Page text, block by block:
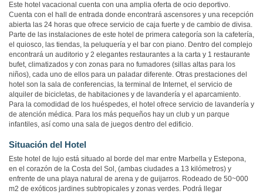
Este hotel vacacional cuenta con una amplia oferta de ocio deportivo.
Cuenta con el hall de entrada donde encontrará ascensores y una recepción
abierta las 24 horas que ofrece servicio de caja fuerte y de cambio de divisa.
Parte de las instalaciones de este hotel de primera categoría son la cafetería,
el quiosco, las tiendas, la peluquería y el bar con piano. Dentro del complejo
encontrará un auditorio y 2 elegantes restaurantes a la carta y 1 restaurante
bufet, climatizados y con zonas para no fumadores (sillas altas para los
niños), cada uno de ellos para un paladar diferente. Otras prestaciones del
hotel son la sala de conferencias, la terminal de Internet, el servicio de
alquiler de bicicletas, de habitaciones y de lavandería y el aparcamiento.
Para la comodidad de los huéspedes, el hotel ofrece servicio de lavandería y
de atención médica. Para los más pequeños hay un club y un parque
infantiles, así como una sala de juegos dentro del edificio.
Situación del Hotel
Este hotel de lujo está situado al borde del mar entre Marbella y Estepona,
en el corazón de la Costa del Sol, (ambas ciudades a 13 kilómetros) y
enfrente de una playa natural de arena y de guijarros. Rodeado de 50~000
m2 de exóticos jardines subtropicales y zonas verdes. Podrá llegar